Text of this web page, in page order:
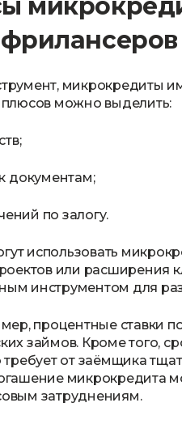
микрокредиты
можно выделить:
документам;
по залогу.
использовать
или расширения
инструментом для
процентные ставки
займов. Кроме того,
требует от заёмщика
микрокредита
затруднениям.